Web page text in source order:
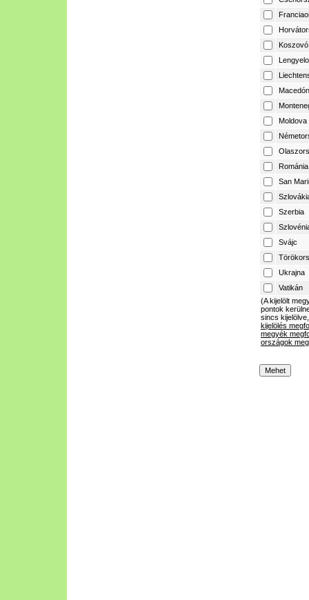
Koszovó
Moldova
Románia
San
Szerbia
Svájc
Ukrajna
Vatikán
(A kijelölt
pontok
sincs
kijelölés
megyék
országok